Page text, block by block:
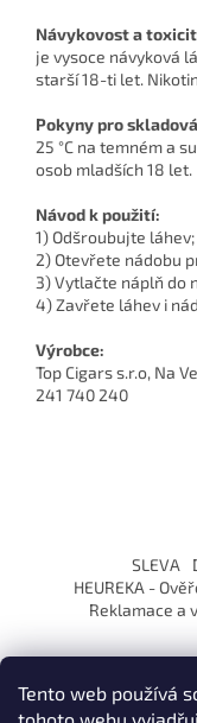
Tento web používá
Návykovost a
je vysoce návyková
starší 18-ti let.
Pokyny pro
25 °C na temném a
osob mladších 18 let.
Návod k použití:
1) Odšroubujte láhev;
2) Otevřete nádobu
3) Vytlačte náplň do
4) Zavřete láhev i
Výrobce:
Top Cigars s.r.o, Na
241 740 240
í
SLEVA
HEUREKA -
Reklamace a